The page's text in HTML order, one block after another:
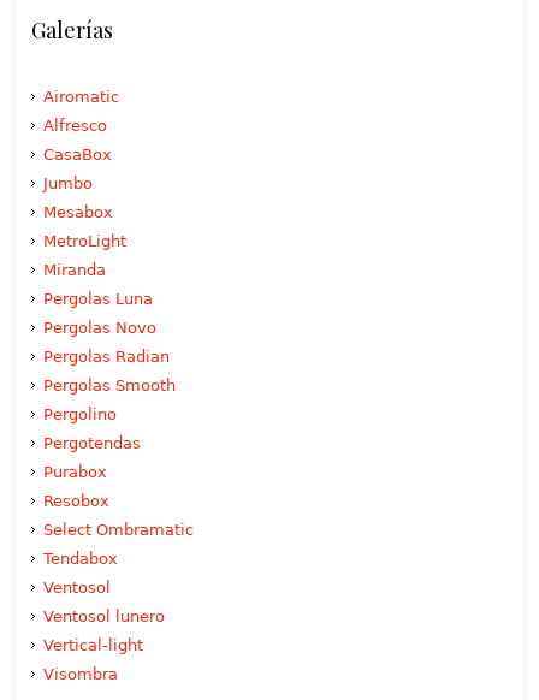
Galerías
Airomatic
Alfresco
CasaBox
Jumbo
Mesabox
MetroLight
Miranda
Pergolas Luna
Pergolas Novo
Pergolas Radian
Pergolas Smooth
Pergolino
Pergotendas
Purabox
Resobox
Select Ombramatic
Tendabox
Ventosol
Ventosol lunero
Vertical-light
Visombra